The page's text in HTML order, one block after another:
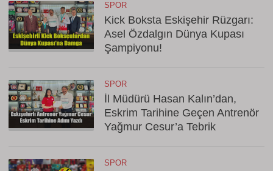
SPOR
Kick Boksta Eskişehir Rüzgarı:
Asel Özdalgın Dünya Kupası
Şampiyonu!
SPOR
İl Müdürü Hasan Kalın’dan,
Eskrim Tarihine Geçen Antrenör
Yağmur Cesur’a Tebrik
SPOR